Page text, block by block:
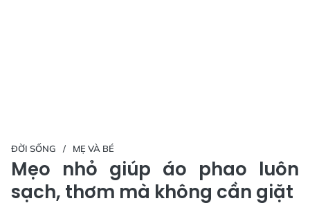
ĐỜI SỐNG MẸ VÀ BÉ
Mẹo nhỏ giúp áo phao luôn
sạch, thơm mà không cần giặt